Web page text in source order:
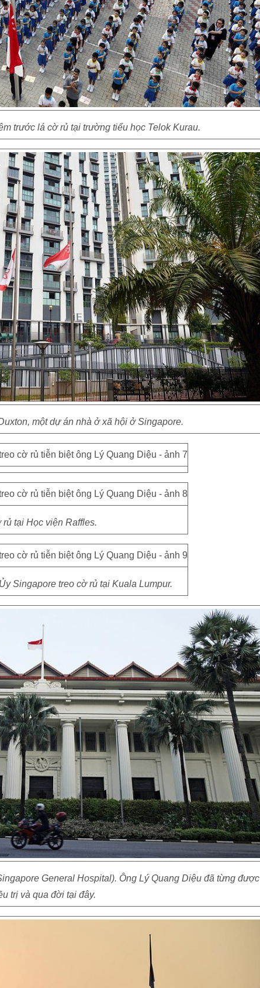
trước lá cờ rủ tại trường tiểu học Telok Kurau.
một dự án nhà ở xã hội ở Singapore.
rủ tại Học viện Raffles.
Singapore treo cờ rủ tại Kuala Lumpur.
General Hospital). Ông Lý Quang Diệu đã từng được
trị và qua đời tại đây.